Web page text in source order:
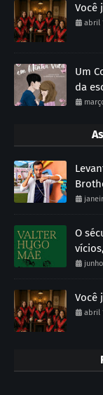
Você
abril
Um
da
O
Você
abril